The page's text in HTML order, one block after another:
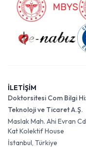
İLETİŞİM
Doktorsitesi Com Bilgi
Teknoloji ve Ticaret A.Ş.
Maslak Mah. Ahi Evran
Kat Kolektif House
İstanbul, Türkiye